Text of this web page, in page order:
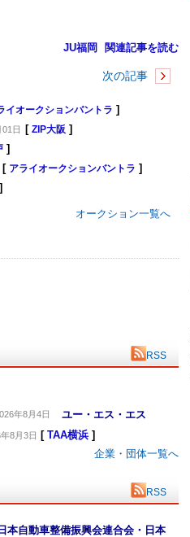
JU福岡 関連記事を読む
次の記事
イオークションバントラ ]
日 [ ZIP大阪 ]
]
[ アライオークションバントラ ]
]
オークション一覧へ
RSS
年8月4日 ユー・エス・エス
8月3日 [ TAA横浜 ]
企業・団体一覧へ
RSS
本自動車整備振興会連合会・日本